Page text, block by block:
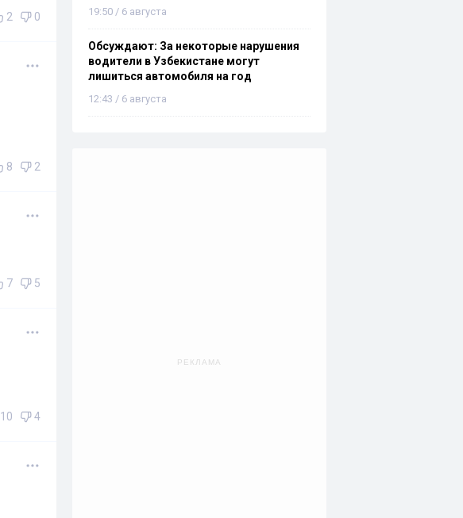
2 0
8 2
7 5
10 4
19:50 / 6 августа
Обсуждают: За некоторые нарушения
водители в Узбекистане могут
лишиться автомобиля на год
12:43 / 6 августа